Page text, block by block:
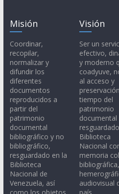
Misión
Coordinar,
recopilar,
normalizar y
difundir los
diferentes
documentos
reproducidos a
partir del
patrimonio
documental
bibliográfico y no
bibliográfico,
resguardado en la
Biblioteca
Nacional de
Venezuela, así
Visión
Ser un
efectivo,
y moderno
coadyuve,
al acceso y
tiempo del
patrimonio
documental
Biblioteca
Nacional
memoria
bibliográfica,
audiovisual